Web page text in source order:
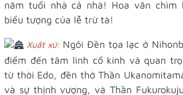
năm tuổi nhà cả nhà! Hoa văn chìm
biểu tượng của lễ trừ tà!
Xuất xứ: Ngôi Đền tọa lạc ở
điểm đến tâm linh cổ kính và quan
từ thời Edo, đền thờ Thần
và sự thịnh vượng, và Thần